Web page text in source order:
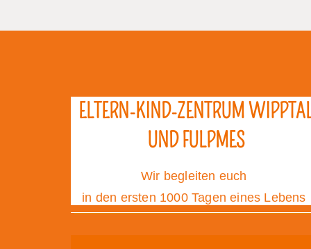
ELTERN-KIND-ZENTRUM
UND FULPMES
Wir begleiten euch
in den ersten 1000 Tagen eines Lebens